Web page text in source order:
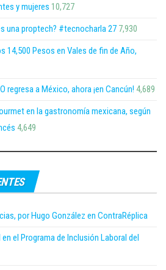
y mujeres 10,727
una proptech? #tecnocharla 27 7,930
14,500 Pesos en Vales de fin de Año,
regresa a México, ahora ¡en Cancún! 4,689
en la gastronomía mexicana, según
4,649
por Hugo González en ContraRéplica
el Programa de Inclusión Laboral del